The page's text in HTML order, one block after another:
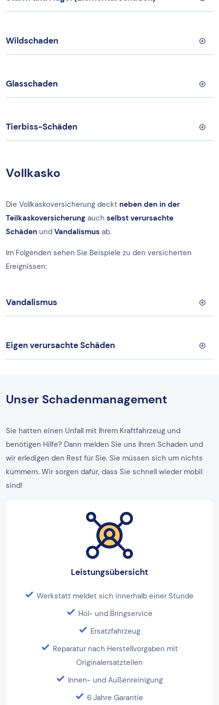
Wildschaden
Glasschaden
Tierbiss-Schäden
Vollkasko
Die Vollkaskoversicherung deckt neben den in der
Teilkaskoversicherung auch selbst verursachte
Schäden und Vandalismus ab.
Im Folgenden sehen Sie Beispiele zu den versicherten
Ereignissen:
Vandalismus
Eigen verursachte Schäden
Unser Schadenmanagement
Sie hatten einen Unfall mit Ihrem Kraftfahrzeug und
benötigen Hilfe? Dann melden Sie uns Ihren Schaden und
wir erledigen den Rest für Sie. Sie müssen sich um nichts
kümmern. Wir sorgen dafür, dass Sie schnell wieder mobil
sind!
Leistungsübersicht
Werkstatt meldet sich innerhalb einer Stunde
Hol- und Bringservice
Ersatzfahrzeug
Reparatur nach Herstellvorgaben mit
Originalersatzteilen
Innen- und Außenreinigung
6 Jahre Garantie